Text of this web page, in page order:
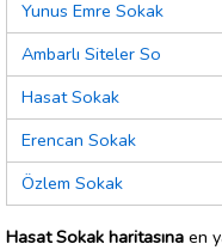
Yunus Emre Sokak
Ambarlı Siteler So
Hasat Sokak
Erencan Sokak
Özlem Sokak
Hasat Sokak haritasına en